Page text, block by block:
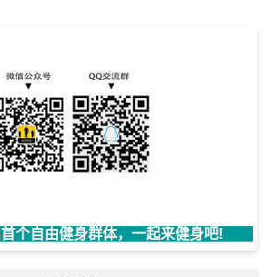
个自由健身群体，一起来健身吧!